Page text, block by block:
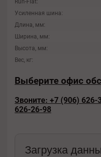
Усиленная шина:
Длина, мм:
Ширина, мм:
Высота, мм:
Вес, кг:
Выберите офис
Звоните: +7 (906) 626-
626-26-98
Загрузка